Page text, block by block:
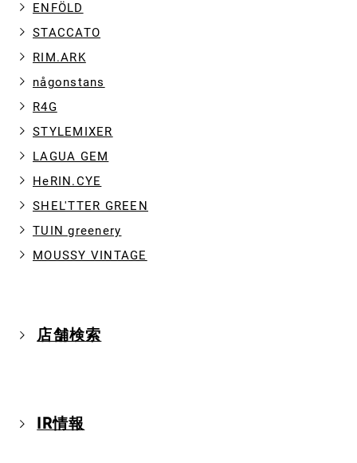
ENFÖLD
STACCATO
RIM.ARK
någonstans
R4G
STYLEMIXER
LAGUA GEM
HeRIN.CYE
SHEL'TTER GREEN
TUIN greenery
MOUSSY VINTAGE
店舗検索
IR情報